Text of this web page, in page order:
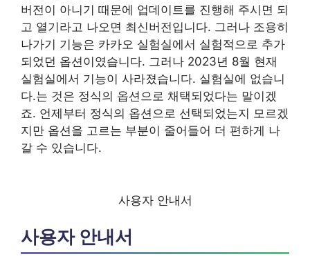
버전이 아니기 때문에 업데이트를 진행해 주시면 되
고 열기라고 나오면 최신버전입니다. 그러나 조용히
나가기 기능은 카카오 실험실에서 실험적으로 추가
되었던 옵션이였습니다. 그러나 2023년 8월 현재
실험실에서 기능이 사라졌습니다. 실험실에 없습니
다.는 것은 정식의 옵션으로 채택되었다는 말이겠
죠. 언제부터 정식의 옵션으로 선택되었는지 모르겠
지만 옵션을 고르는 부분이 줄어들어 더 편하게 나
갈 수 있습니다.
사용자 안내서
사용자 안내서